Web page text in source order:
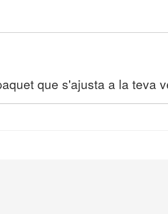
que s'ajusta a la teva